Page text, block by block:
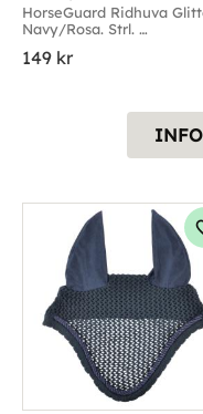
HorseGuard Ridhuva
Navy/Rosa. Strl.
149 kr
INFO
till i favoriter